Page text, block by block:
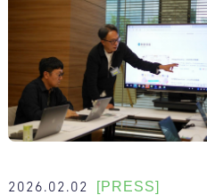
2026.02.02 [PRESS]